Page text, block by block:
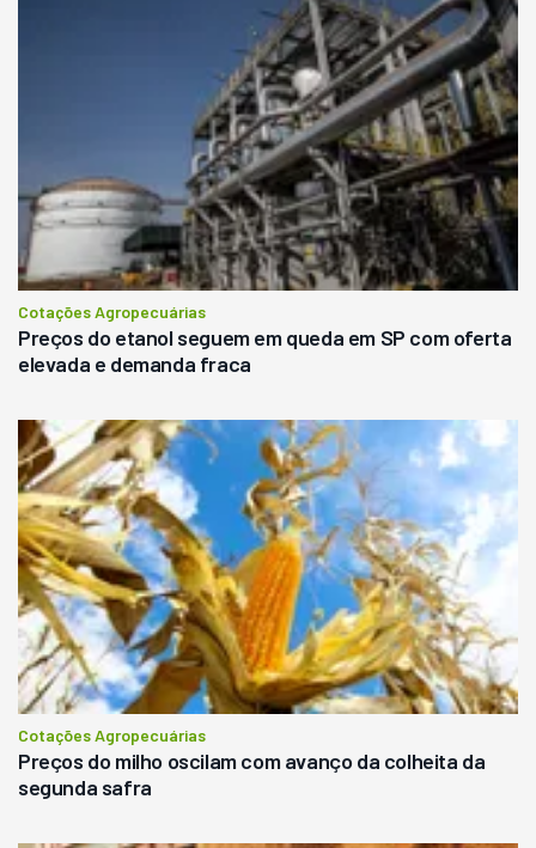
Cotações Agropecuárias
Preços do etanol seguem em queda em SP com oferta
elevada e demanda fraca
Cotações Agropecuárias
Preços do milho oscilam com avanço da colheita da
segunda safra